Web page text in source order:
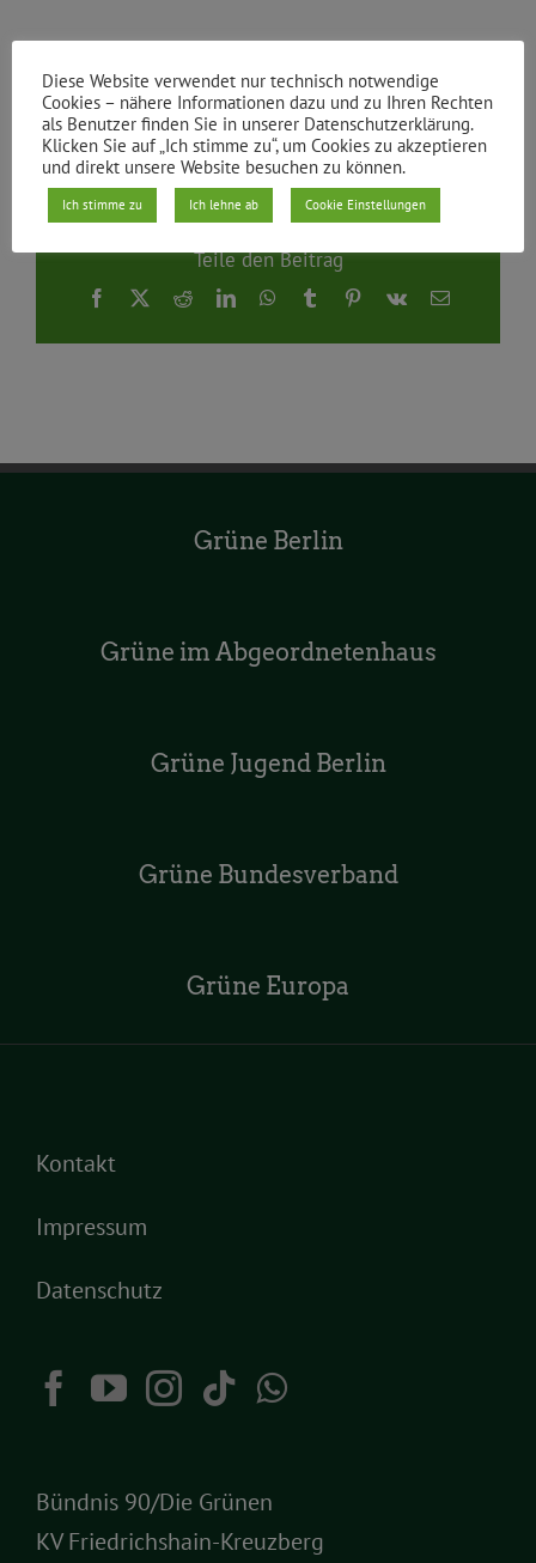
Von | 19.01.2011
Teile den Beitrag
Facebook
X RedditLinkedInWhatsApp
TumblrPinterest
Vk
E-
Grüne Berlin
Grüne im Abgeordnetenhaus
Grüne Jugend Berlin
Grüne Bundesverband
Grüne Europa
Kontakt
Impressum
Datenschutz
Bündnis 90/Die Grünen
KV Friedrichshain-Kreuzberg
Diese Website verwendet nur technisch notwendige
Cookies – nähere Informationen dazu und zu Ihren Rechten
als Benutzer finden Sie in unserer Datenschutzerklärung.
Klicken Sie auf „Ich stimme zu“, um Cookies zu akzeptieren
und direkt unsere Website besuchen zu können.
Ich stimme zu Ich lehne ab Cookie Einstellungen